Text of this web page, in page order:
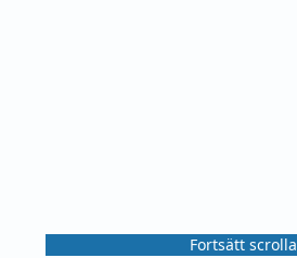
Fortsätt scrolla